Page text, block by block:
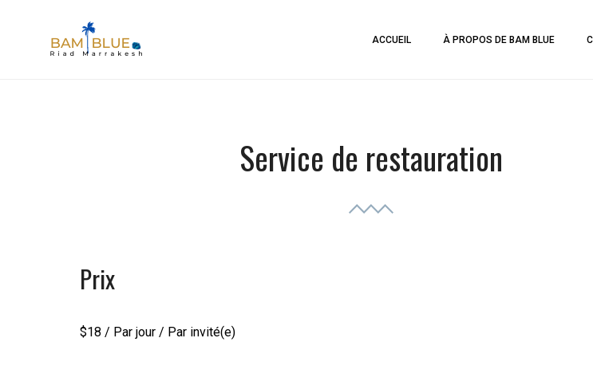
ACCUEIL À PROPOS DE BAM BLUE
Service de restauration
Prix
$18 / Par jour / Par invité(e)